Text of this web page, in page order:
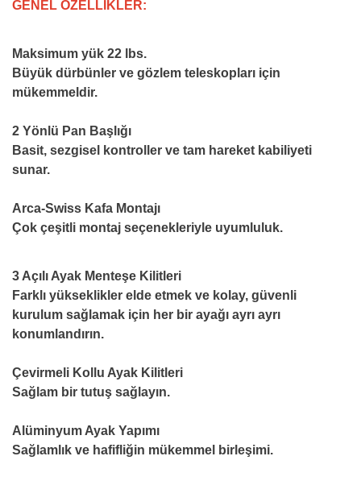
GENEL ÖZELLİKLER:
Maksimum yük 22 lbs.
Büyük dürbünler ve gözlem teleskopları için
mükemmeldir.
2 Yönlü Pan Başlığı
Basit, sezgisel kontroller ve tam hareket kabiliyeti
sunar.
Arca-Swiss Kafa Montajı
Çok çeşitli montaj seçenekleriyle uyumluluk.
3 Açılı Ayak Menteşe Kilitleri
Farklı yükseklikler elde etmek ve kolay, güvenli
kurulum sağlamak için her bir ayağı ayrı ayrı
konumlandırın.
Çevirmeli Kollu Ayak Kilitleri
Sağlam bir tutuş sağlayın.
Alüminyum Ayak Yapımı
Sağlamlık ve hafifliğin mükemmel birleşimi.